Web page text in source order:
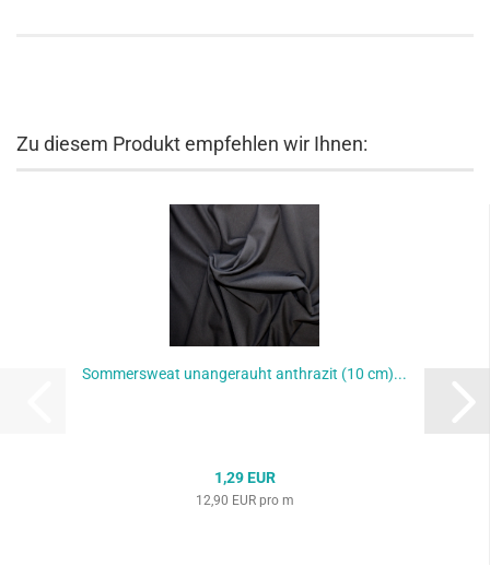
Zu diesem Produkt empfehlen wir Ihnen:
Sommersweat unangerauht anthrazit (10 cm)...
1,29 EUR
12,90 EUR pro m